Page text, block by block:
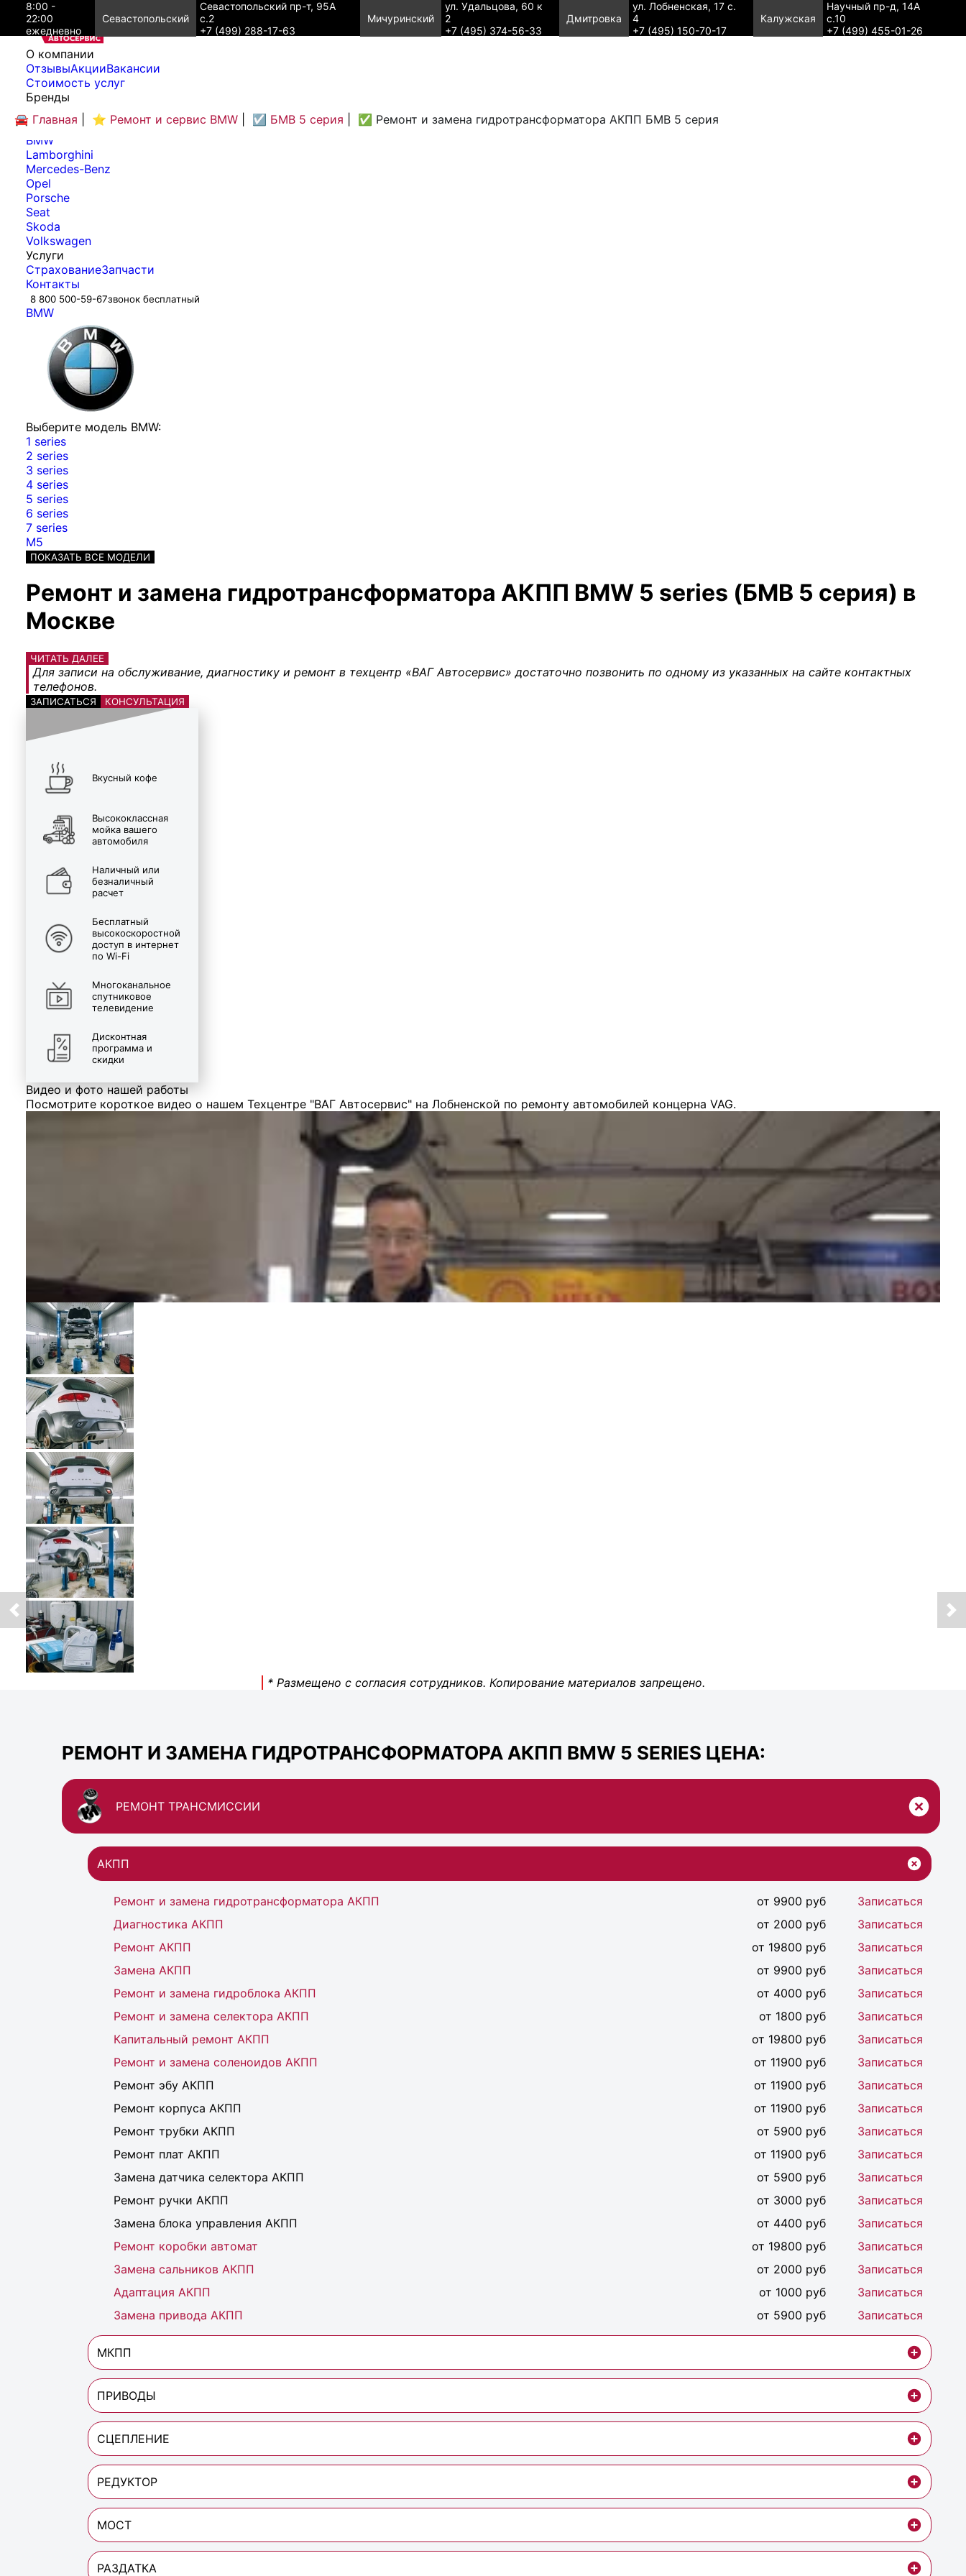
8:00 -
22:00
ежедневно
Севастопольский
Севастопольский пр-т, 95А
с.2
+7 (499) 288-17-63
Мичуринский
ул. Удальцова, 60 к
2
+7 (495) 374-56-33
Дмитровка
ул. Лобненская, 17 с.
4
+7 (495) 150-70-17
Калужская
Научный пр-д, 14А
с.10
+7 (499) 455-01-26
O компании
ОтзывыАкцииВакансии
Cтоимость услуг
Бренды
Audi
Bentley
BMW
Lamborghini
Mercedes-Benz
Opel
Porsche
Seat
Skoda
Volkswagen
Услуги
СтрахованиеЗапчасти
Контакты
8 800 500-59-67звонок бесплатный
🚘 Главная ⭐ Ремонт и сервис BMW ☑️ БМВ 5 серия ✅ Ремонт и замена гидротрансформатора АКПП БМВ 5 серия
BMW
Выберите модель BMW:
1 series
2 series
3 series
4 series
5 series
6 series
7 series
M5
ПОКАЗАТЬ ВСЕ МОДЕЛИ
Ремонт и замена гидротрансформатора АКПП BMW 5 series (БМВ 5 серия) в
Москве
ЧИТАТЬ ДАЛЕЕ
Для записи на обслуживание, диагностику и ремонт в техцентр «ВАГ Автосервис» достаточно позвонить по одному из указанных на сайте контактных
телефонов.
ЗАПИСАТЬСЯ КОНСУЛЬТАЦИЯ
Вкусный кофе
Высококлассная
мойка вашего
автомобиля
Наличный или
безналичный
расчет
Бесплатный
высокоскоростной
доступ в интернет
по Wi-Fi
Многоканальное
спутниковое
телевидение
Дисконтная
программа и
скидки
Видео и фото нашей работы
Посмотрите короткое видео о нашем Техцентре "ВАГ Автосервис" на Лобненской по ремонту автомобилей концерна VAG.
* Размещено с согласия сотрудников. Копирование материалов запрещено.
РЕМОНТ И ЗАМЕНА ГИДРОТРАНСФОРМАТОРА АКПП BMW 5 SERIES ЦЕНА:
РЕМОНТ ТРАНСМИССИИ
АКПП
Ремонт и замена гидротрансформатора АКПП от 9900 руб
Записаться
Диагностика АКПП
от 2000 руб
Записаться
Ремонт АКПП
от 19800 руб
Записаться
Замена АКПП
от 9900 руб
Записаться
Ремонт и замена гидроблока АКПП
от 4000 руб
Записаться
Ремонт и замена селектора АКПП
от 1800 руб
Записаться
Капитальный ремонт АКПП
от 19800 руб
Записаться
Ремонт и замена соленоидов АКПП
от 11900 руб
Записаться
Ремонт эбу АКПП
от 11900 руб
Записаться
Ремонт корпуса АКПП
от 11900 руб
Записаться
Ремонт трубки АКПП
от 5900 руб
Записаться
Ремонт плат АКПП
от 11900 руб
Записаться
Замена датчика селектора АКПП
от 5900 руб
Записаться
Ремонт ручки АКПП
от 3000 руб
Записаться
Замена блока управления АКПП
от 4400 руб
Записаться
Ремонт коробки автомат
от 19800 руб
Записаться
Замена сальников АКПП
от 2000 руб
Записаться
Адаптация АКПП
от 1000 руб
Записаться
Замена привода АКПП
от 5900 руб Записаться
МКПП
ПРИВОДЫ
СЦЕПЛЕНИЕ
РЕДУКТОР
МОСТ
РАЗДАТКА